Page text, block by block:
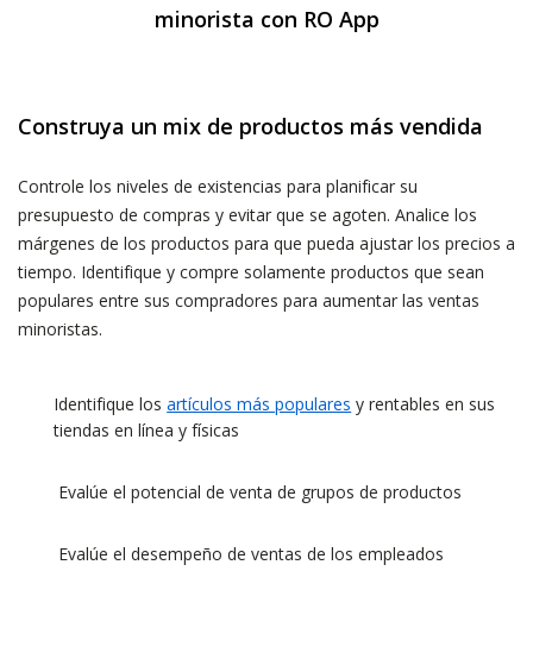
minorista con RO App
Construya un mix de productos más vendida
Controle los niveles de existencias para planificar su
presupuesto de compras y evitar que se agoten. Analice los
márgenes de los productos para que pueda ajustar los precios a
tiempo. Identifique y compre solamente productos que sean
populares entre sus compradores para aumentar las ventas
minoristas.
Identifique losartículos más populares y rentables en sus
tiendas en línea y físicas
Evalúe el potencial de venta de grupos de productos
Evalúe el desempeño de ventas de los empleados